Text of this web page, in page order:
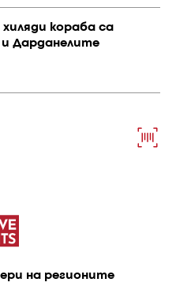
кораба са
Дарданелите
на регионите